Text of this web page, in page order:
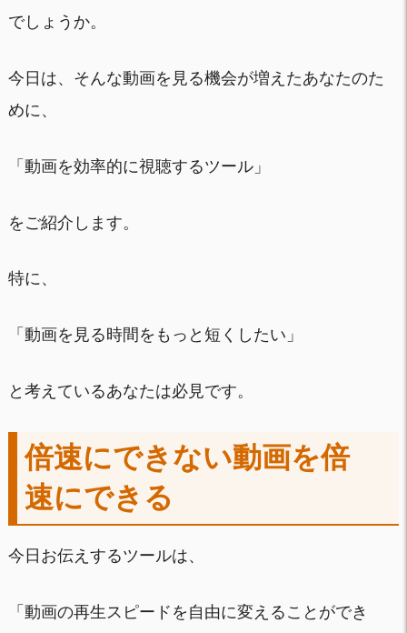
でしょうか。
今日は、そんな動画を見る機会が増えたあなたのた
めに、
「動画を効率的に視聴するツール」
をご紹介します。
特に、
「動画を見る時間をもっと短くしたい」
と考えているあなたは必見です。
倍速にできない動画を倍
速にできる
今日お伝えするツールは、
「動画の再生スピードを自由に変えることができ